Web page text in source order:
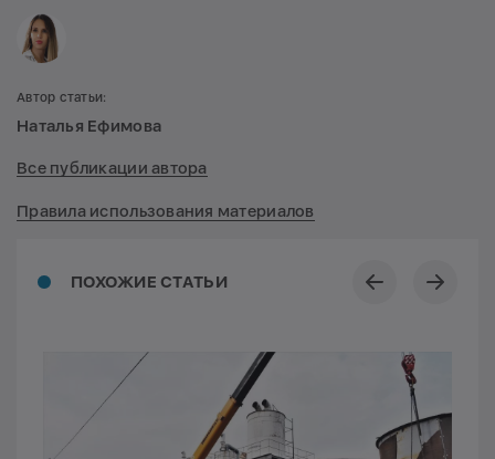
ПОХОЖИЕ СТАТЬИ
Автор статьи:
Наталья Ефимова
Все публикации автора
Правила использования материалов